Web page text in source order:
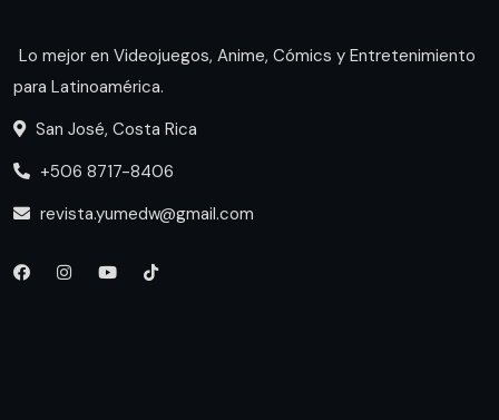
Lo mejor en Videojuegos, Anime, Cómics y Entretenimiento
para Latinoamérica.
San José, Costa Rica
+506 8717-8406
revista.yumedw@gmail.com